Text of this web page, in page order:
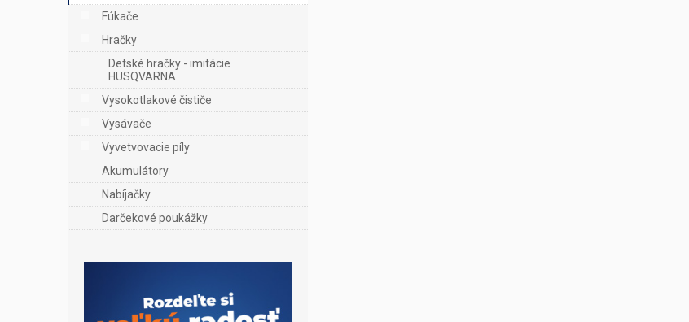
Fúkače
Hračky
Detské hračky - imitácie
HUSQVARNA
Vysokotlakové čističe
Vysávače
Vyvetvovacie píly
Akumulátory
Nabíjačky
Darčekové poukážky